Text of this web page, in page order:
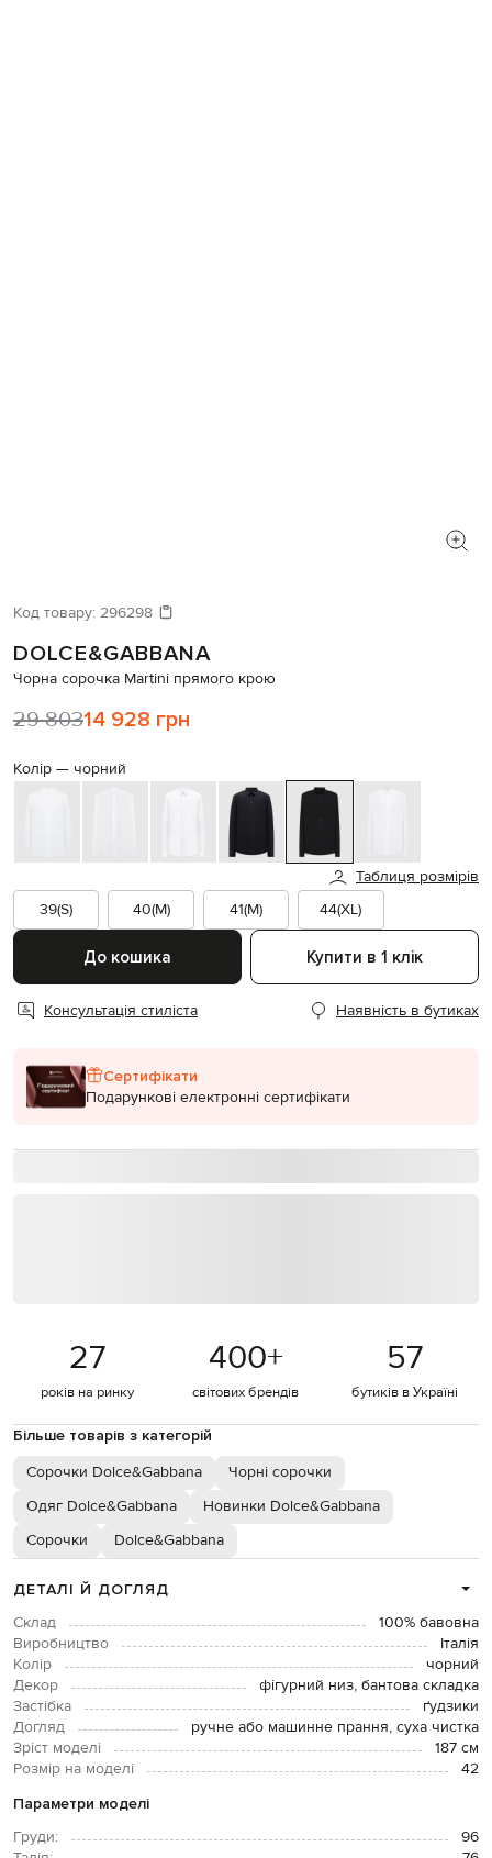
Код товару: 296298
DOLCE&GABBANA
Чорна сорочка Martini прямого крою
29 80314 928 грн
Колір — чорний
Таблиця розмірів
39(S)
40(M) 41(M) 44(XL)
До кошика Купити в 1 клік
Консультація стиліста Наявність в бутиках
Сертифікати
Подарункові електронні сертифікати
27
років на ринку
400+
світових брендів
57
бутиків в Україні
Більше товарів з категорій
Сорочки Dolce&Gabbana
Чорні сорочки
Одяг Dolce&Gabbana
Новинки Dolce&Gabbana
Сорочки
Dolce&Gabbana
ДЕТАЛІ Й ДОГЛЯД
Склад
100% бавовна
Виробництво
Італія
Колір
чорний
Декор
фігурний низ, бантова складка
Застібка
ґудзики
Догляд
ручне або машинне прання, суха чистка
Зріст моделі
187 см
Розмір на моделі
42
Параметри моделі
Груди:
96